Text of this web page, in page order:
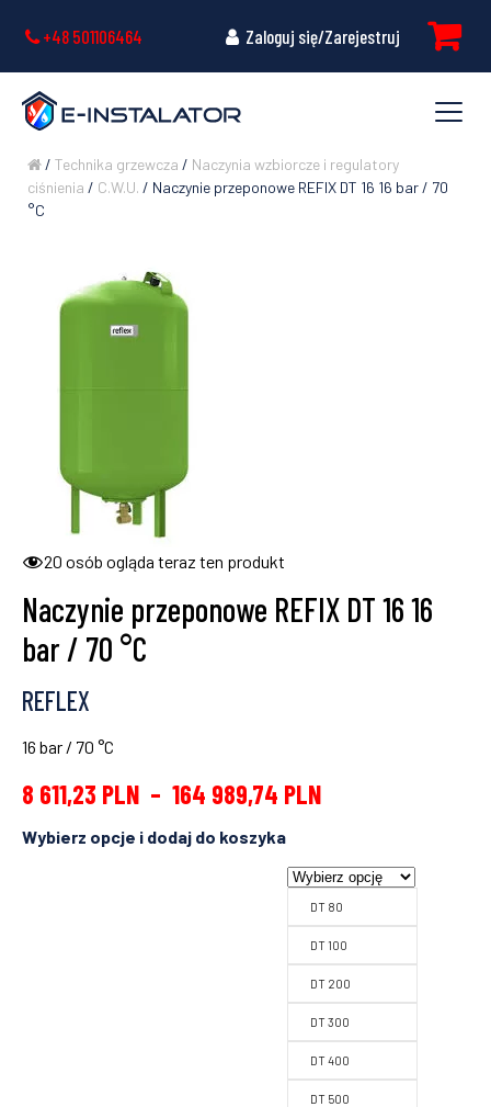
+48 501106464 Zaloguj się/Zarejestruj
/ Technika grzewcza / Naczynia wzbiorcze i regulatory
ciśnienia / C.W.U. / Naczynie przeponowe REFIX DT 16 16 bar / 70
°C
20 osób ogląda teraz ten produkt
Naczynie przeponowe REFIX DT 16 16
bar / 70 °C
REFLEX
16 bar / 70 °C
8 611,23 PLN – 164 989,74 PLN
DT 80
DT 100
DT 200
DT 300
DT 400
DT 500